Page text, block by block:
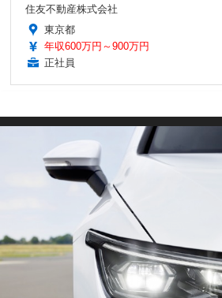
住友不動産株式会社
東京都
年収600万円～900万円
正社員